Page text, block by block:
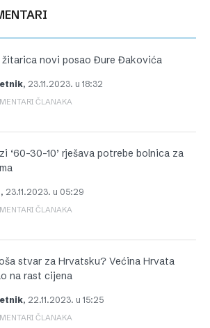
novi posao Đure Đakovića
, 23.11.2023. u 18:32
ČLANAKA
‘60-30-10’ rješava potrebe bolnica za
, 23.11.2023. u 05:29
ČLANAKA
stvar za Hrvatsku? Većina Hrvata
na rast cijena
, 22.11.2023. u 15:25
ČLANAKA